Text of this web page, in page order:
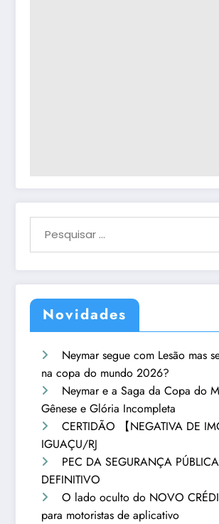
Novidades
Neymar segue com Lesão mas
na copa do mundo 2026?
Neymar e a Saga da Copa do
Gênese e Glória Incompleta
CERTIDÃO 【NEGATIVA DE
IGUAÇU/RJ
PEC DA SEGURANÇA
DEFINITIVO
O lado oculto do NOVO
para motoristas de aplicativo